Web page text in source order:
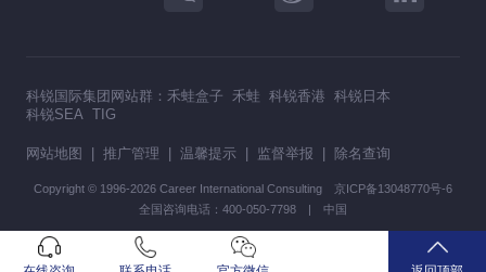
科锐国际集团网站群： 禾蛙盒子 禾蛙 科锐香港 科锐日本
科锐SEA TIG
网站地图 推广管理 温馨提示 监督举报 除名查询
Copyright © 1996-2026 Career International Consulting 京ICP备13048770号-6
全国咨询电话：400-050-7798 | 中国